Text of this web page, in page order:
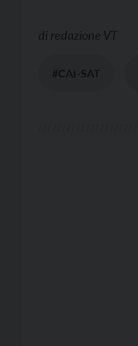
di redazione VT
#CAI-SAT